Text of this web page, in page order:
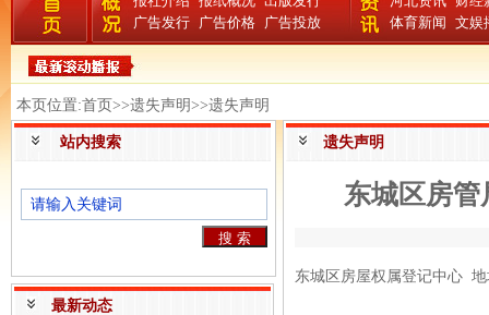
广告发行 广告价格 广告投放
体育新闻 文娱
本页位置:首页>>遗失声明>>遗失声明
站内搜索
最新动态
遗失声明
东城区房
东城区房屋权属登记中心 地